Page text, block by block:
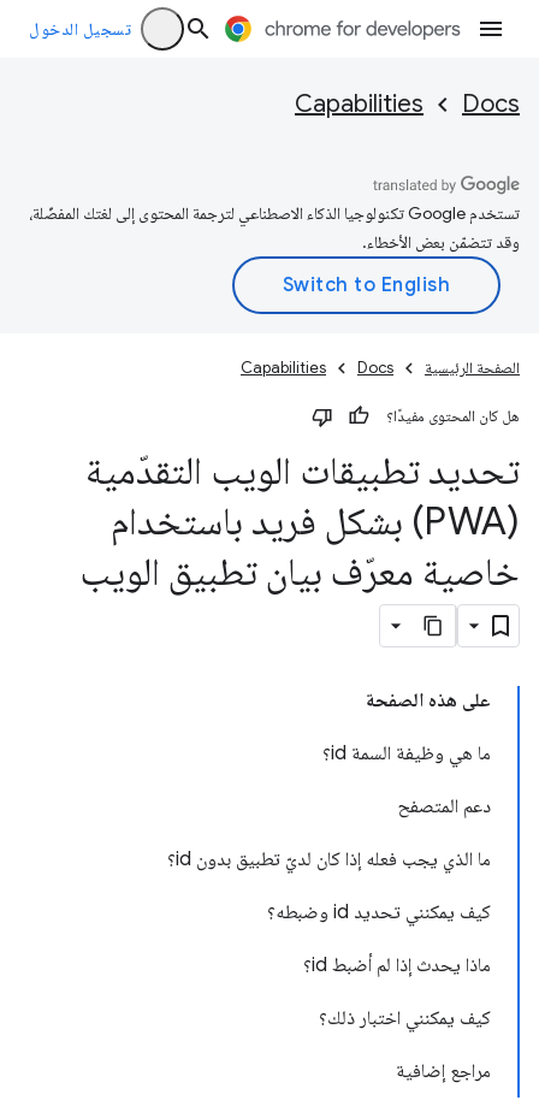
تسجيل الدخول
Docs
Capabilities
تستخدم Google تكنولوجيا الذكاء الاصطناعي لترجمة المحتوى إلى لغتك المفضّلة،
وقد تتضمّن بعض الأخطاء.
الصفحة الرئيسية Docs
Capabilities
هل كان المحتوى مفيدًا؟
تحديد تطبيقات الويب التقدّمية
(PWA) بشكل فريد باستخدام
خاصية معرّف بيان تطبيق الويب
على هذه الصفحة
ما هي وظيفة السمة id؟
دعم المتصفح
ما الذي يجب فعله إذا كان لديّ تطبيق بدون id؟
كيف يمكنني تحديد id وضبطه؟
ماذا يحدث إذا لم أضبط id؟
كيف يمكنني اختبار ذلك؟
مراجع إضافية